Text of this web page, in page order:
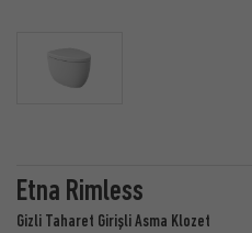
Etna Rimless
Gizli Taharet Girişli Asma Klozet